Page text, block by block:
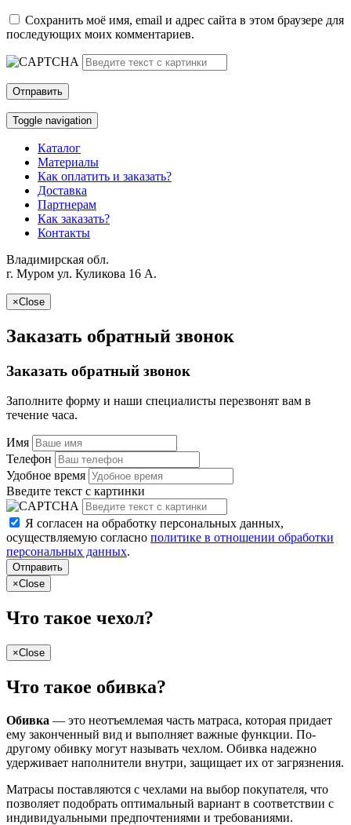
Сохранить моё имя, email и адрес сайта в этом браузере для
последующих моих комментариев.
Toggle navigation
Каталог
Материалы
Как оплатить и заказать?
Доставка
Партнерам
Как заказать?
Контакты
Владимирская обл.
г. Муром ул. Куликова 16 A.
×Close
Заказать обратный звонок
Заказать обратный звонок
Заполните форму и наши специалисты перезвонят вам в
течение часа.
Имя
Телефон
Удобное время
Введите текст с картинки
Я согласен на обработку персональных данных,
осуществляемую согласно политике в отношении обработки
персональных данных.
Отправить
×Close
Что такое чехол?
×Close
Что такое обивка?
Обивка — это неотъемлемая часть матраса, которая придает
ему законченный вид и выполняет важные функции. По-
другому обивку могут называть чехлом. Обивка надежно
удерживает наполнители внутри, защищает их от загрязнения.
Матрасы поставляются с чехлами на выбор покупателя, что
позволяет подобрать оптимальный вариант в соответствии с
индивидуальными предпочтениями и требованиями.